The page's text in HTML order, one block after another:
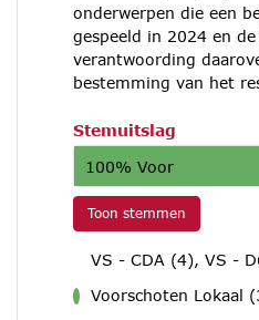
onderwerpen die een
gespeeld in 2024 en
verantwoording
bestemming van het
Stemuitslag
100% Voor
Toon stemmen
VS - CDA (4), VS -
Voorschoten Lokaal